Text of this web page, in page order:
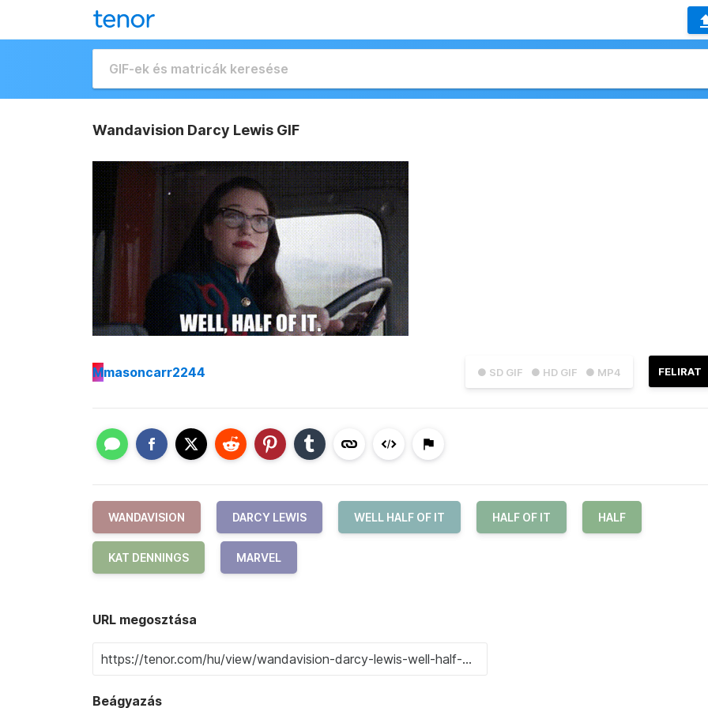
Wandavision Darcy Lewis GIF
● SD GIF ● HD GIF ● MP4 FELIRAT
Mmasoncarr2244
WANDAVISION DARCY LEWIS WELL HALF OF IT HALF OF IT HALF
KAT DENNINGS MARVEL
URL megosztása
Beágyazás